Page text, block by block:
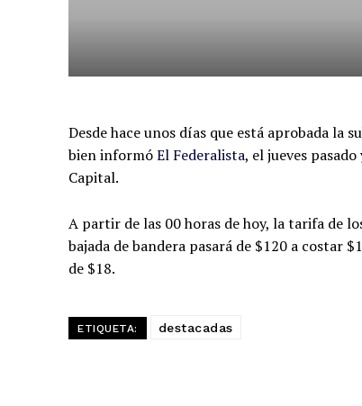
Desde hace unos días que está aprobada la
bien informóEl Federalista, el jueves
Capital.
A partir de las 00 horas de hoy, la tarifa de
bajada de bandera pasará de $120 a costar
de $18.
ETIQUETA: destacadas